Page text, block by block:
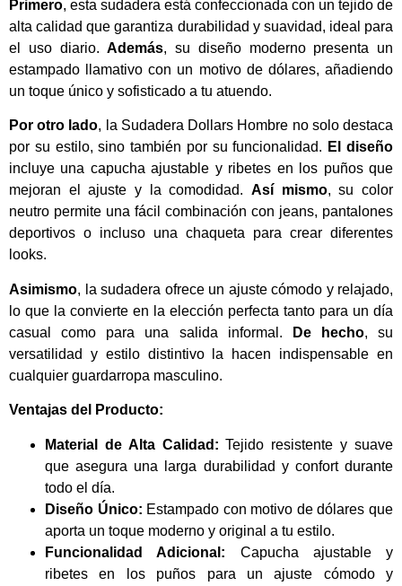
Primero, esta sudadera está confeccionada con un tejido de
alta calidad que garantiza durabilidad y suavidad, ideal para
el uso diario.Además, su diseño moderno presenta un
estampado llamativo con un motivo de dólares, añadiendo
un toque único y sofisticado a tu atuendo.
Por otro lado, la Sudadera Dollars Hombre no solo destaca
por su estilo, sino también por su funcionalidad. El diseño
incluye una capucha ajustable y ribetes en los puños que
mejoran el ajuste y la comodidad. Así mismo, su color
neutro permite una fácil combinación con jeans, pantalones
deportivos o incluso una chaqueta para crear diferentes
looks.
Asimismo, la sudadera ofrece un ajuste cómodo y relajado,
lo que la convierte en la elección perfecta tanto para un día
casual como para una salida informal.
De hecho, su
versatilidad y estilo distintivo la hacen indispensable en
cualquier guardarropa masculino.
Ventajas del Producto:
Material de Alta Calidad: Tejido resistente y suave
que asegura una larga durabilidad y confort durante
todo el día.
Diseño Único: Estampado con motivo de dólares que
aporta un toque moderno y original a tu estilo.
Funcionalidad Adicional: Capucha ajustable y
ribetes en los puños para un ajuste cómodo y